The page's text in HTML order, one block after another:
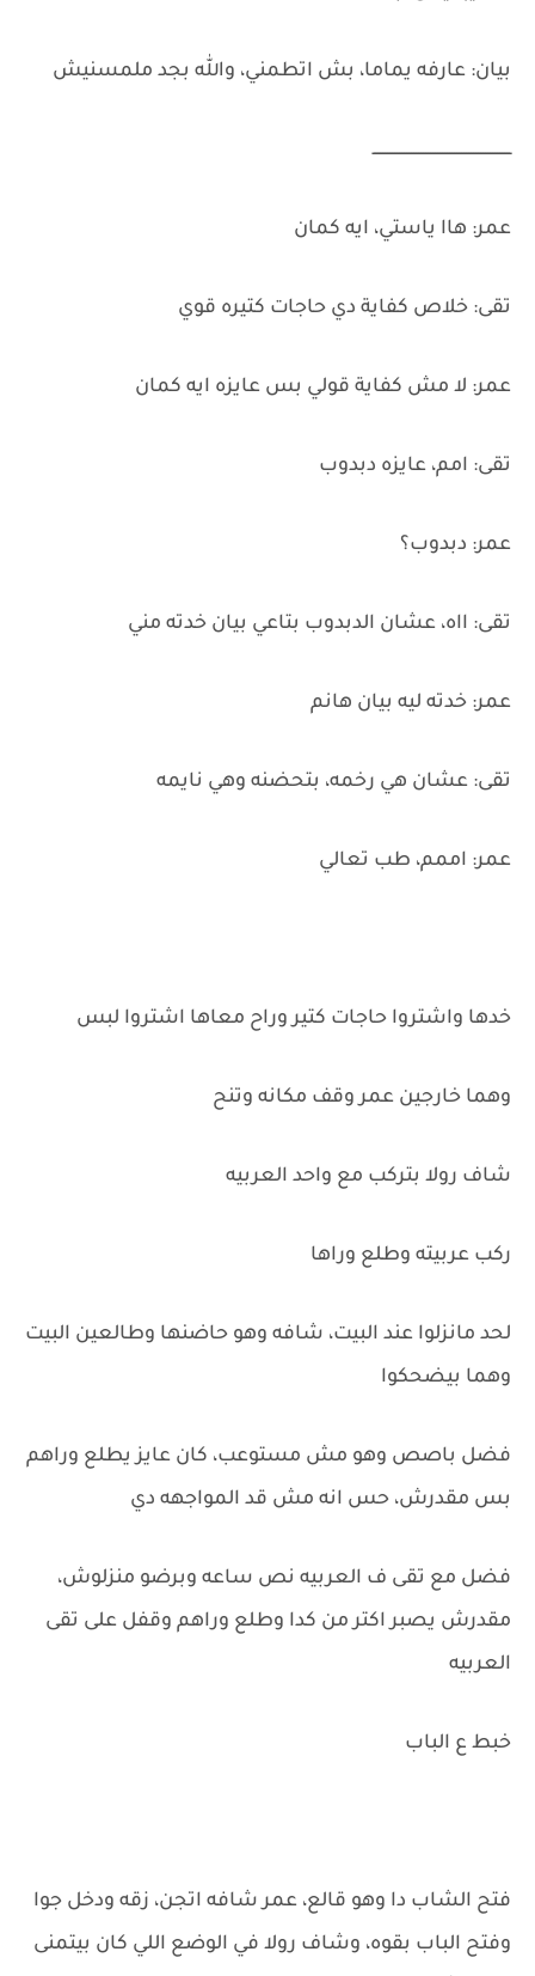
بيان: عارفه يماما، بش اتطمني، والله بجد ملمسنيش
ــــــــــــــــــــــــــــــــــــــــــــــــــــــــــ
عمر: هاا ياستي، ايه كمان
تقى: خلاص كفاية دي حاجات كتيره قوي
عمر: لا مش كفاية قولي بس عايزه ايه كمان
تقى: امم، عايزه دبدوب
عمر: دبدوب؟
تقى: ااه، عشان الدبدوب بتاعي بيان خدته مني
عمر: خدته ليه بيان هانم
تقى: عشان هي رخمه، بتحضنه وهي نايمه
عمر: اممم، طب تعالي
خدها واشتروا حاجات كتير وراح معاها اشتروا لبس
وهما خارجين عمر وقف مكانه وتنح
شاف رولا بتركب مع واحد العربيه
ركب عربيته وطلع وراها
لحد مانزلوا عند البيت، شافه وهو حاضنها وطالعين البيت
وهما بيضحكوا
فضل باصص وهو مش مستوعب، كان عايز يطلع وراهم
بس مقدرش، حس انه مش قد المواجهه دي
فضل مع تقى ف العربيه نص ساعه وبرضو منزلوش،
مقدرش يصبر اكتر من كدا وطلع وراهم وقفل على تقى
العربيه
خبط ع الباب
فتح الشاب دا وهو قالع، عمر شافه اتجن، زقه ودخل جوا
وفتح الباب بقوه، وشاف رولا في الوضع اللي كان بيتمنى